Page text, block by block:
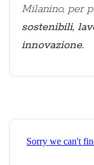
Milanino, per
sostenibili,
innovazione.